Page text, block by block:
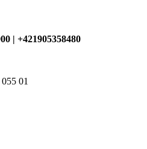
| +421905358480
01